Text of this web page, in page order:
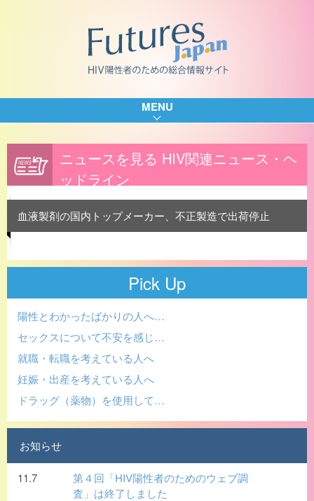
MENU
ニュースを見る HIV関連ニュース・ヘ
ッドライン
血液製剤の国内トップメーカー、不正製造で出荷停止
Pick Up
陽性とわかったばかりの人へ…
セックスについて不安を感じ…
就職・転職を考えている人へ
妊娠・出産を考えている人へ
ドラッグ（薬物）を使用して…
お知らせ
11.7
第４回「HIV陽性者のためのウェブ調
査」は終了しました